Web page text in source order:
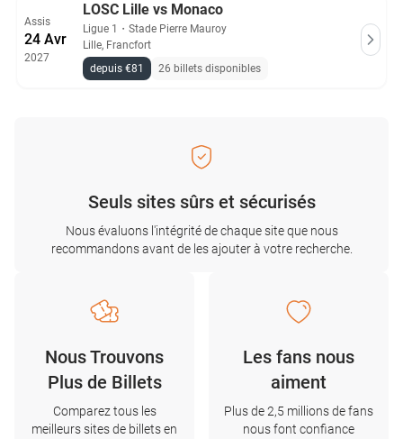
Assis
24 Avr
2027
LOSC Lille vs Monaco
Ligue 1 ・ Stade Pierre Mauroy
Lille, Francfort
depuis €81
26 billets disponibles
Seuls sites sûrs et sécurisés
Nous évaluons l'intégrité de chaque site que nous
recommandons avant de les ajouter à votre recherche.
Nous Trouvons
Plus de Billets
Comparez tous les
meilleurs sites de billets en
Les fans nous
aiment
Plus de 2,5 millions de fans
nous font confiance